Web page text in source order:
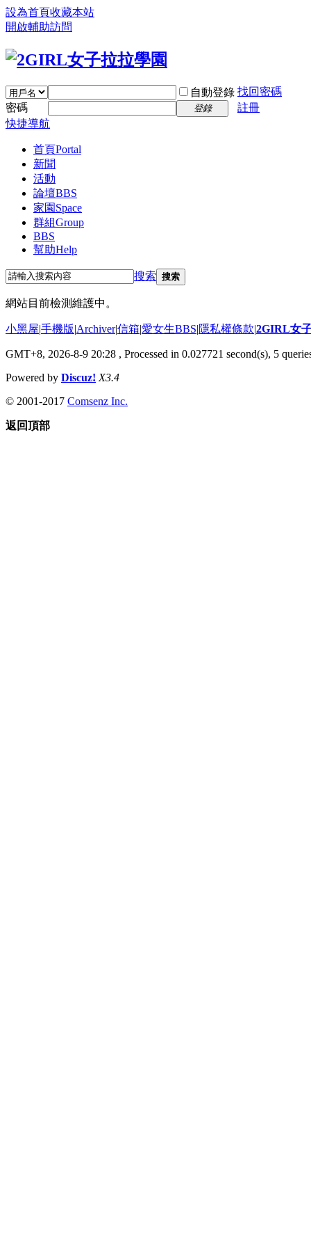
設為首頁收藏本站
開啟輔助訪問
自動登錄 找回密碼
密碼
登錄
註冊
快捷導航
首頁Portal
新聞
活動
論壇BBS
家園 Space
群組Group
BBS
幫助Help
搜索 搜索
網站目前檢測維護中。
小黑屋|手機版|Archiver|信箱|愛女生BBS|隱私權條款|2GIRL女
GMT+8, 2026-8-9 20:28 , Processed in 0.027721 second(s), 5
Powered by Discuz! X3.4
© 2001-2017 Comsenz Inc.
返回頂部